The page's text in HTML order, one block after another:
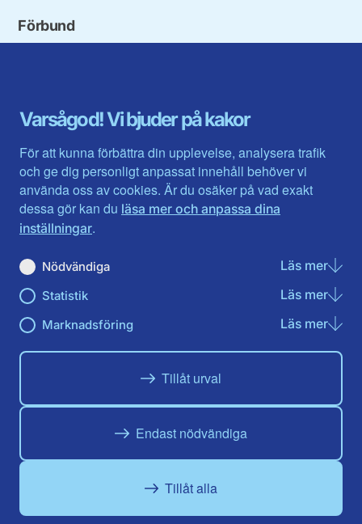
Varsågod! Vi bjuder på kakor
För att kunna förbättra din upplevelse, analysera trafik
och ge dig personligt anpassat innehåll behöver vi
använda oss av cookies. Är du osäker på vad exakt
dessa gör kan du läsa mer och anpassa dina
inställningar.
Nödvändiga Läs merom
Statistik Läs merom
Marknadsföring Läs merom
Tillåt urval
Endast nödvändiga
Tillåt alla
Förbund
Gävleborg
Halland
Jämtlands län
Jönköpings län
Kalmar län
Kronobergs län
Norrbotten
Skåne län
Värmlands län
Västerbotten
Västra Götaland
Västernorrland
Västmanland
Örebro län
Östergötland
Du hittar oss här på sociala medier
Facebook
Instagram